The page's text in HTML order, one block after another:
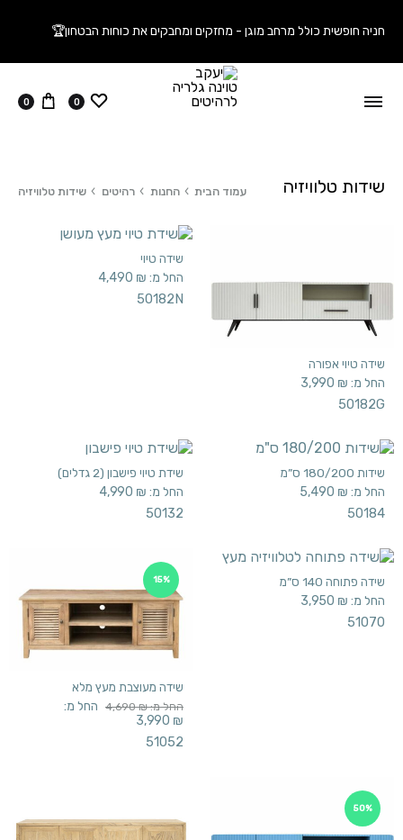
חניה חופשית כולל מרחב מוגן - מחזקים ומחבקים את כוחות הבטחון🏆
ווישליסט
0 עגלה
0
שידות טלוויזיה עמוד הבית החנות רהיטים שידות טלוויזיה
שידה טיוי אפורה
החל מ: 3,990 ₪
50182G
שידה טיוי
החל מ: 4,490 ₪
50182N
שידות 180/200 ס”מ
החל מ: 5,490 ₪
50184
שידת טיוי פישבון (2 גדלים)
החל מ: 4,990 ₪
50132
שידה פתוחה 140 ס”מ
החל מ: 3,950 ₪
51070
15%
שידה מעוצבת מעץ מלא
החל מ: 4,690₪
החל מ:
3,990 ₪
51052
50%